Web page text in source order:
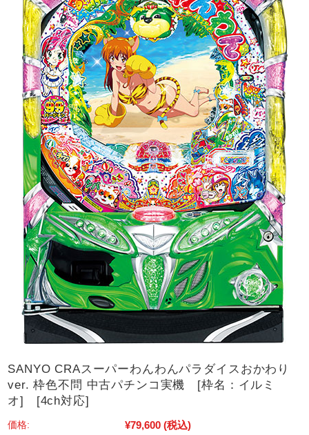
SANYO CRAスーパーわんわんパラダイスおかわり
ver. 枠色不問 中古パチンコ実機 [枠名：イルミ
オ] [4ch対応]
価格: ¥79,600 (税込)